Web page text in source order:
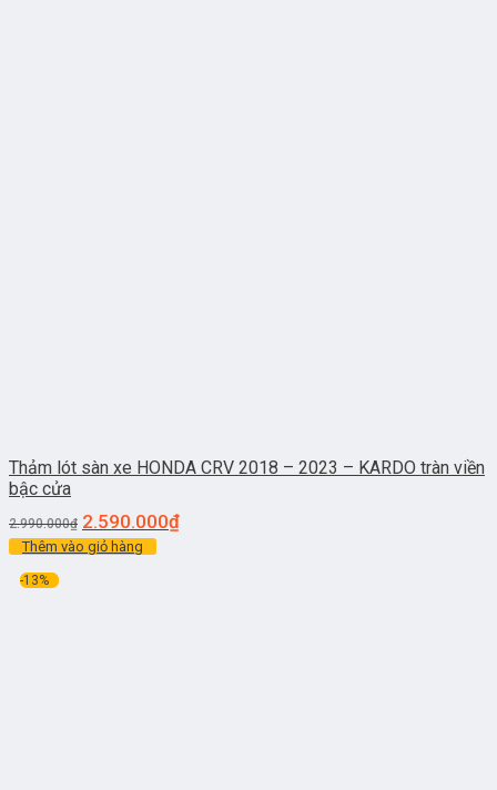
Thảm lót sàn xe HONDA CRV 2018 – 2023 – KARDO tràn viền
bậc cửa
2.990.000₫ 2.590.000₫
Thêm vào giỏ hàng
-13%